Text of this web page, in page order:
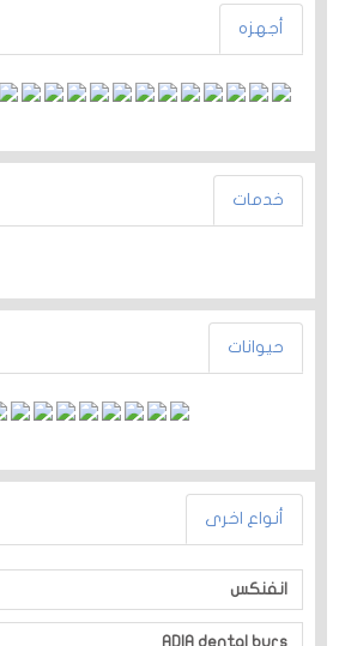
أجهزه
خدمات
حيوانات
أنواع اخرى
انفنكس
ADIA dental burs